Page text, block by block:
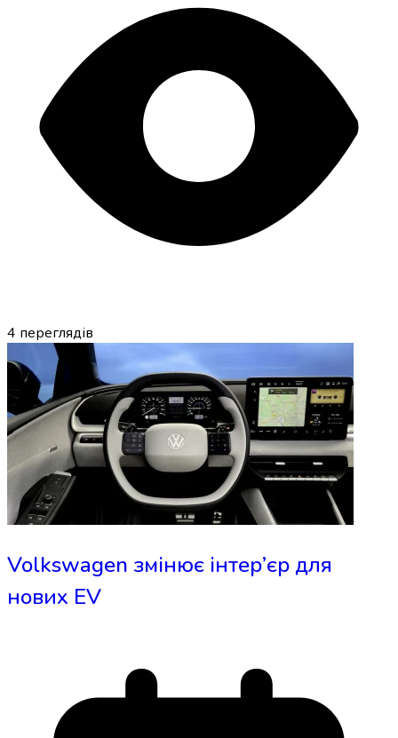
4 переглядів
Volkswagen змінює інтер’єр для
нових EV